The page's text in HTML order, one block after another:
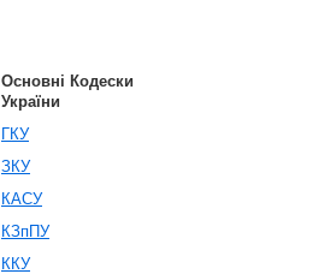
Основні Кодески
України
ГКУ
ЗКУ
КАСУ
КЗпПУ
ККУ